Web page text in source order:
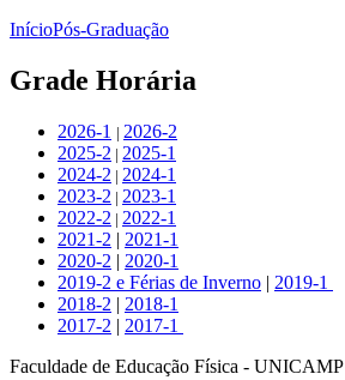
InícioPós-Graduação
Grade Horária
2026-1 | 2026-2
2025-2 | 2025-1
2024-2 | 2024-1
2023-2 | 2023-1
2022-2 | 2022-1
2021-2 | ​2021-1
​2020-2 | ​ 2020-1
2019-2 e Férias de Inverno | ​ ​2019-1
​2018-2 | 2018-1
2017-2 | 2017-1
Faculdade de Educação Física - UNICAMP